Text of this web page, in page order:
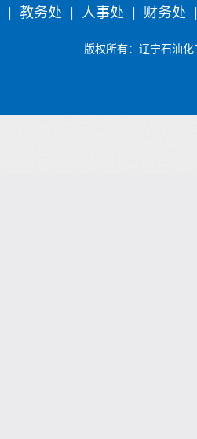
教务处 人事处 财务处
版权所有：辽宁石油